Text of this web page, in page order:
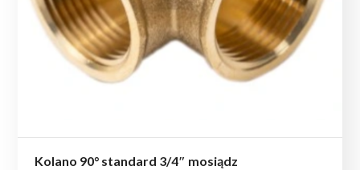
Kolano 90° standard 3/4″ mosiądz